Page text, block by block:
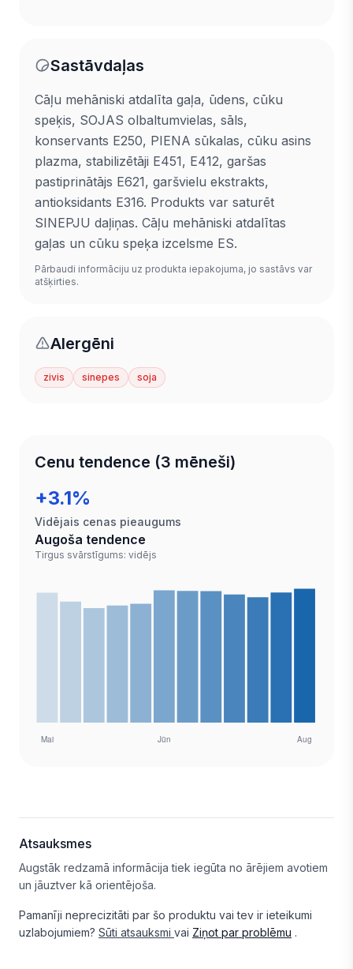
Sastāvdaļas
Cāļu mehāniski atdalīta gaļa, ūdens, cūku
speķis, SOJAS olbaltumvielas, sāls,
konservants E250, PIENA sūkalas, cūku asins
plazma, stabilizētāji E451, E412, garšas
pastiprinātājs E621, garšvielu ekstrakts,
antioksidants E316. Produkts var saturēt
SINEPJU daļiņas. Cāļu mehāniski atdalītas
gaļas un cūku speķa izcelsme ES.
Pārbaudi informāciju uz produkta iepakojuma, jo sastāvs var
atšķirties.
Alergēni
zivis sinepes soja
Cenu tendence (3 mēneši)
+3.1%
Vidējais cenas pieaugums
Augoša tendence
Tirgus svārstīgums: vidējs
Atsauksmes
Augstāk redzamā informācija tiek iegūta no ārējiem avotiem
un jāuztver kā orientējoša.
Pamanīji neprecizitāti par šo produktu vai tev ir ieteikumi
uzlabojumiem? Sūti atsauksmi vai Ziņot par problēmu .